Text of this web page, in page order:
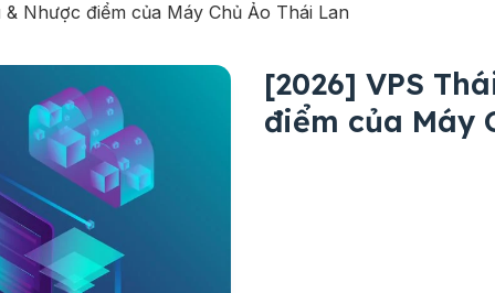
Nhược điểm của Máy Chủ Ảo Thái Lan
[2026] VPS
điểm của Máy